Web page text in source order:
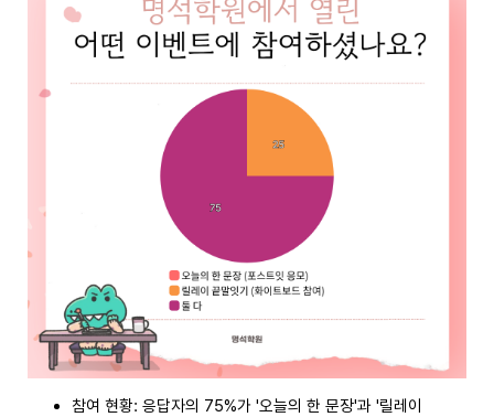
참여 현황: 응답자의 75%가 '오늘의 한 문장'과 '릴레이